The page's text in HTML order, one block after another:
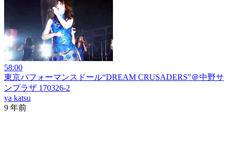
58:00
東京パフォーマンスドール“DREAM CRUSADERS”＠中野サ
ンプラザ 170326-2
ya katsu
9 年前